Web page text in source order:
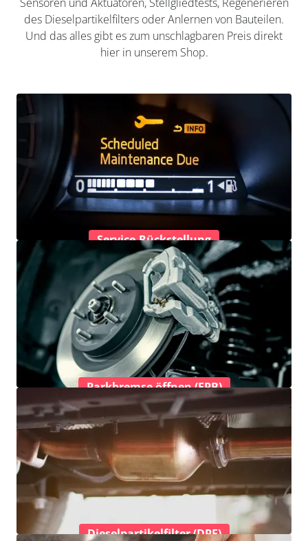
des Dieselpartikelfilters oder Anlernen von Bauteilen.
Und das alles gibt es zum unschlagbaren Preis direkt
hier in unserem Shop.
Service-Rückstellung
Parkbremse öffnen (EPB)
Dieselpartikelfilter (DPF)